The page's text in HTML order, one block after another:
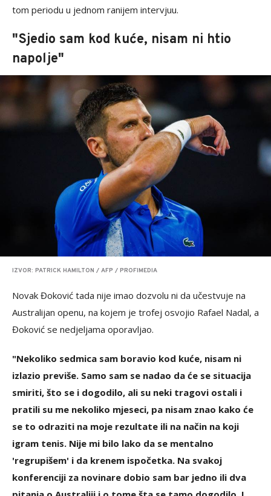
tom periodu u jednom ranijem intervjuu.
"Sjedio sam kod kuće, nisam ni htio
napolje"
IZVOR: PATRICK HAMILTON / AFP / PROFIMEDIA
Novak Đoković tada nije imao dozvolu ni da učestvuje na
Australijan openu, na kojem je trofej osvojio Rafael Nadal, a
Đoković se nedjeljama oporavljao.
"Nekoliko sedmica sam boravio kod kuće, nisam ni
izlazio previše. Samo sam se nadao da će se situacija
smiriti, što se i dogodilo, ali su neki tragovi ostali i
pratili su me nekoliko mjeseci, pa nisam znao kako će
se to odraziti na moje rezultate ili na način na koji
igram tenis. Nije mi bilo lako da se mentalno
'regrupišem' i da krenem ispočetka. Na svakoj
konferenciji za novinare dobio sam bar jedno ili dva